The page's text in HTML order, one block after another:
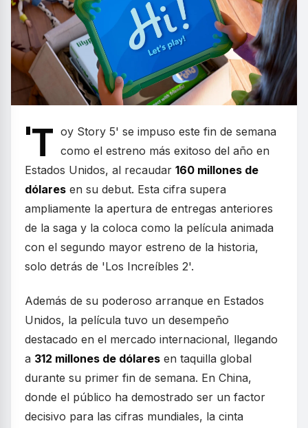
'T oy Story 5' se impuso este fin de semana
como el estreno más exitoso del año en
Estados Unidos, al recaudar 160 millones de
dólares en su debut. Esta cifra supera
ampliamente la apertura de entregas anteriores
de la saga y la coloca como la película animada
con el segundo mayor estreno de la historia,
solo detrás de 'Los Increíbles 2'.
Además de su poderoso arranque en Estados
Unidos, la película tuvo un desempeño
destacado en el mercado internacional, llegando
a 312 millones de dólares en taquilla global
durante su primer fin de semana. En China,
donde el público ha demostrado ser un factor
decisivo para las cifras mundiales, la cinta